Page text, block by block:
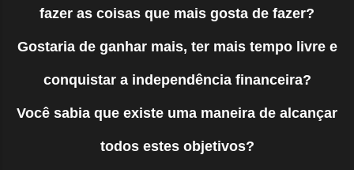
fazer as coisas que mais gosta de fazer?
Gostaria de ganhar mais, ter mais tempo livre e
conquistar a independência financeira?
Você sabia que existe uma maneira de alcançar
todos estes objetivos?